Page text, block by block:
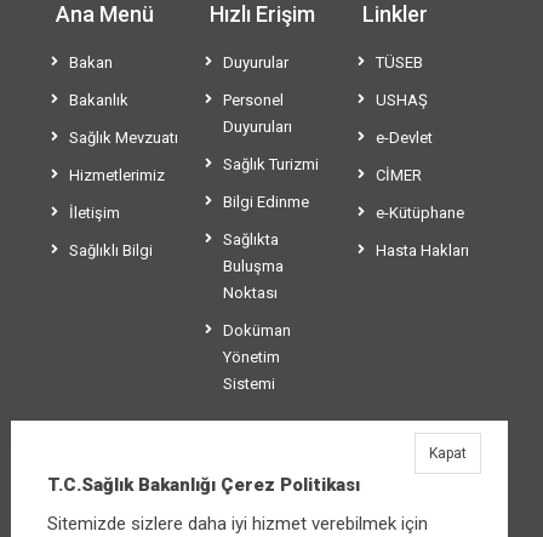
Ana Menü
Bakan
Bakanlık
Sağlık Mevzuatı
Hizmetlerimiz
İletişim
Sağlıklı Bilgi
Hızlı Erişim
Duyurular
Personel
Duyuruları
Sağlık Turizmi
Bilgi Edinme
Sağlıkta
Buluşma
Noktası
Doküman
Yönetim
Sistemi
Linkler
TÜSEB
USHAŞ
e-Devlet
CİMER
e-Kütüphane
Hasta Hakları
T.C.Sağlık Bakanlığı
Üniversiteler Mahallesi Şehit Mehmet Bayraktar
Caddesi No:3 Çankaya/Ankara
T.C.Sağlık Bakanlığı Çerez Politikası
Sitemizde sizlere daha iyi hizmet verebilmek için
Kapat